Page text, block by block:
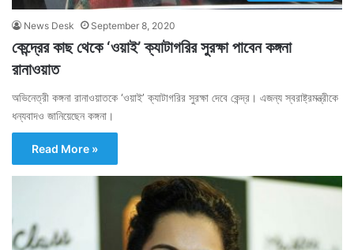
News Desk September 8, 2020
কেন্দ্রের কাছ থেকে ‘ওয়াই’ ক্যাটাগরির সুরক্ষা পাবেন কঙ্গনা
রানাওয়াত
অভিনেত্রী কঙ্গনা রানাওয়াতকে ‘ওয়াই’ ক্যাটাগরির সুরক্ষা দেবে কেন্দ্র। এজন্য স্বরাষ্ট্রমন্ত্রীকে
ধন্যবাদও জানিয়েছেন কঙ্গনা।
Read More »